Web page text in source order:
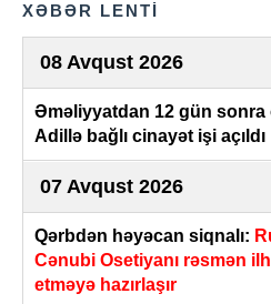
XƏBƏR LENTİ
08 Avqust 2026
Əməliyyatdan 12 gün sonra
Adillə bağlı cinayət işi açıldı
07 Avqust 2026
Qərbdən həyəcan siqnalı:
Cənubi Osetiyanı rəsmən
etməyə hazırlaşır